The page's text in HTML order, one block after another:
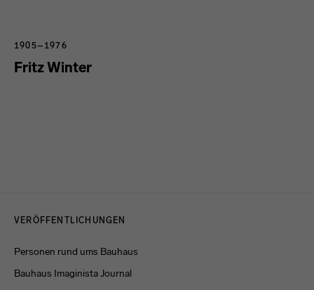
Fritz Winter
1905–1976
VERÖFFENTLICHUNGEN
Personen rund ums Bauhaus
Bauhaus Imaginista Journal